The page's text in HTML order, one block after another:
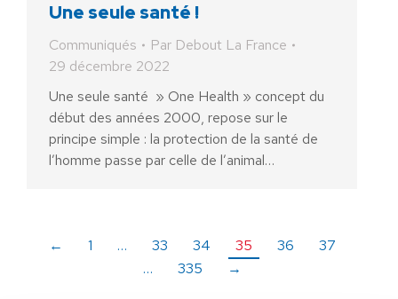
Une seule santé !
Communiqués Par Debout La France
29 décembre 2022
Une seule santé » One Health » concept du
début des années 2000, repose sur le
principe simple : la protection de la santé de
l’homme passe par celle de l’animal…
← 1 … 33 34 35 36
37
…
335 →